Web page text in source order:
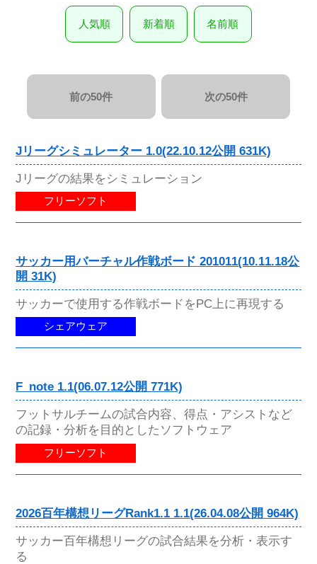
人気順 新着順 名前順
前の50件 次の50件
Jリーグシミュレーター 1.0(22.10.12公開 631K)
Jリーグの結果をシミュレーション
フリーソフト
サッカー用バーチャル作戦ボード 201011(10.11.18公
開 31K)
サッカーで使用する作戦ボードをPC上に再現する
シェアウェア
F_note 1.1(06.07.12公開 771K)
フットサルチームの試合内容、得点・アシストなど
の記録・分析を目的としたソフトウェア
フリーソフト
2026百年構想リーグRank1.1 1.1(26.04.08公開 964K)
サッカー百年構想リーグの試合結果を分析・表示す
る